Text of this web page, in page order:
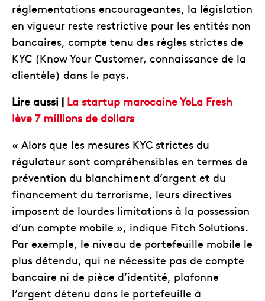
réglementations encourageantes, la législation
en vigueur reste restrictive pour les entités non
bancaires, compte tenu des règles strictes de
KYC (Know Your Customer, connaissance de la
clientèle) dans le pays.
Lire aussi | La startup marocaine YoLa Fresh
lève 7 millions de dollars
« Alors que les mesures KYC strictes du
régulateur sont compréhensibles en termes de
prévention du blanchiment d’argent et du
financement du terrorisme, leurs directives
imposent de lourdes limitations à la possession
d’un compte mobile », indique Fitch Solutions.
Par exemple, le niveau de portefeuille mobile le
plus détendu, qui ne nécessite pas de compte
bancaire ni de pièce d’identité, plafonne
l’argent détenu dans le portefeuille à